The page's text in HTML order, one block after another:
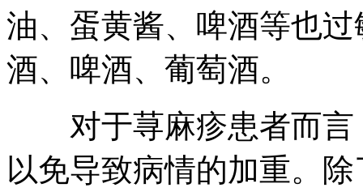
油、蛋黄酱、啤酒等也
酒、啤酒、葡萄酒。
对于荨麻疹患者而言
以免导致病情的加重。